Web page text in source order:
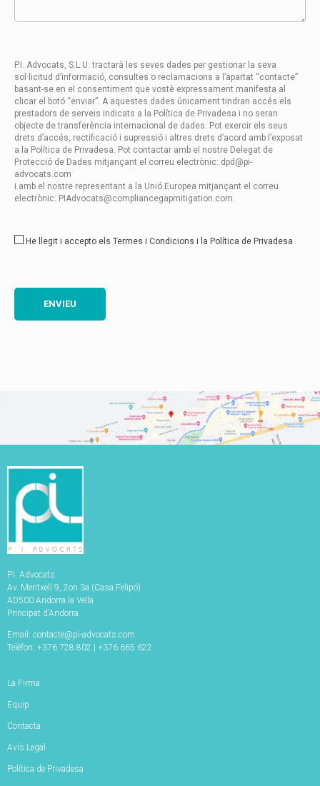
P.I. Advocats, S.L.U. tractarà les seves dades per gestionar la seva
sol·licitud d’informació, consultes o reclamacions a l’apartat “contacte”
basant-se en el consentiment que vostè expressament manifesta al
clicar el botó “enviar”. A aquestes dades únicament tindran accés els
prestadors de serveis indicats a la Política de Privadesa i no seran
objecte de transferència internacional de dades. Pot exercir els seus
drets d’accés, rectificació i supressió i altres drets d’acord amb l’exposat
a la Política de Privadesa. Pot contactar amb el nostre Delegat de
Protecció de Dades mitjançant el correu electrònic: dpd@pi-
advocats.com
i amb el nostre representant a la Unió Europea mitjançant el correu
electrònic: PIAdvocats@compliancegapmitigation.com.
He llegit i accepto els Termes i Condicions i la Política de Privadesa
P.I. Advocats
Av. Meritxell 9, 2on 3a (Casa Felipó)
AD500 Andorra la Vella
Principat d’Andorra
Email: contacte@pi-advocats.com
Telèfon: +376 728 802 | +376 665 622
La Firma
Equip
Contacta
Avís Legal
Política de Privadesa